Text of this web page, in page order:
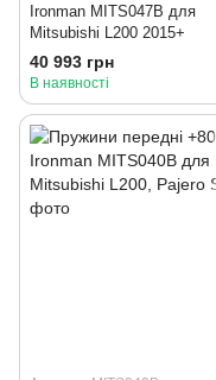
Ironman MITS047B для
Mitsubishi L200 2015+
40 993 грн
В наявності